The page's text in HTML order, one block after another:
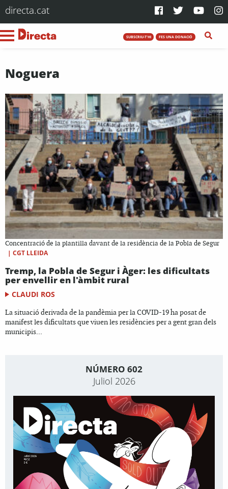
directa.cat
SUBSCRIU-T'HI FES UNA DONACIÓ
Noguera
Concentració de la plantilla davant de la residència de la Pobla de Segur
| CGT LLEIDA
Tremp, la Pobla de Segur i Àger: les dificultats
per envellir en l'àmbit rural
CLAUDI ROS
La situació derivada de la pandèmia per la COVID-19 ha posat de
manifest les dificultats que viuen les residències per a gent gran dels
municipis...
NÚMERO 602
Juliol 2026